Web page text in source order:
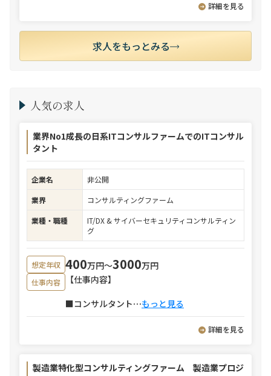
詳細を見る
求人をもっとみる
人気の求人
業界No1成長の日系ITコンサルファームでのITコンサル
タント
企業名
非公開
業界
コンサルティングファーム
業種・職種
IT/DX & サイバーセキュリティコンサルティン
グ
想定年収 400万円〜3000万円
仕事内容
【仕事内容】
■コンサルタント⋯もっと見る
詳細を見る
製造業特化型コンサルティングファーム 製造業プロジ